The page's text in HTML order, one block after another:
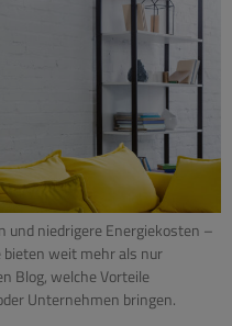
und niedrigere Energiekosten –
weit mehr als nur
Blog, welche Vorteile
Unternehmen bringen.